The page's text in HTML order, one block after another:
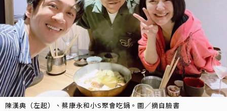
陳漢典（左起）、蔡康永和小S聚會吃鍋。圖／摘自臉書